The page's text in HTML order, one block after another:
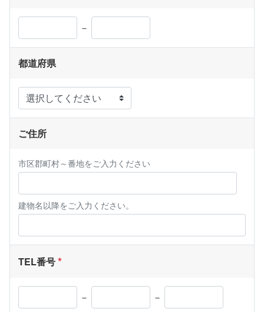
－
都道府県
ご住所
市区郡町村～番地をご入力ください
建物名以降をご入力ください。
TEL番号
－ －